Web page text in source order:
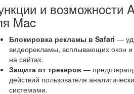
и возможности
Mac
Блокировка рекламы в Safari —
видеорекламы, всплывающих окон и
на сайтах.
Защита от трекеров —
действий пользователя
системами.